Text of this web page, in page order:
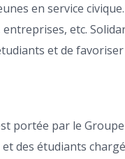
en service
etc.
et de favoriser
portée par le
des étudiants